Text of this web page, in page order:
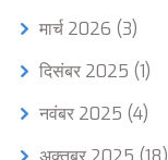
मार्च 2026 (3)
दिसंबर 2025 (1)
नवंबर 2025 (4)